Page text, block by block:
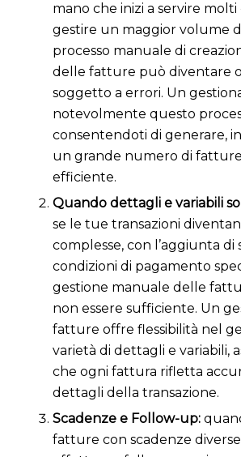
mano che inizi a servire molti
gestire un maggior volume di
processo manuale di
delle fatture può diventare
soggetto a errori. Un
notevolmente questo
consentendoti di generare,
un grande numero di
efficiente.
Quando dettagli e variabili
se le tue transazioni
complesse, con l’aggiunta di
condizioni di pagamento
gestione manuale delle
non essere sufficiente. Un
fatture offre flessibilità nel
varietà di dettagli e variabili,
che ogni fattura rifletta
dettagli della transazione.
Scadenze e Follow-up:
fatture con scadenze